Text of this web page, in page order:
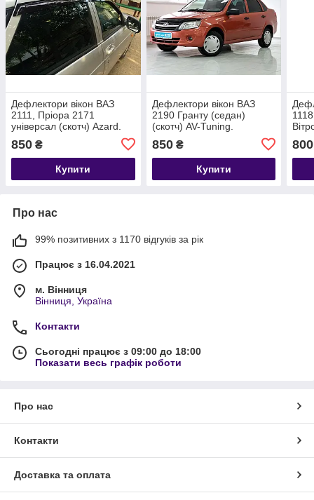
Дефлектори вікон ВАЗ
2111, Пріора 2171
універсал (скотч) Azard.
2171
850 ₴
Купити
Дефлектори вікон ВАЗ
2190 Гранту (седан)
(скотч) AV-Tuning.
Вітровики на LADA 2190
Granta
850₴
Купити
800
Про нас
99% позитивних з 1170 відгуків за рік
Працює з 16.04.2021
м. Вінниця
Вінниця, Україна
Контакти
Сьогодні працює з 09:00 до 18:00
Показати весь графік роботи
Про нас
Контакти
Доставка та оплата